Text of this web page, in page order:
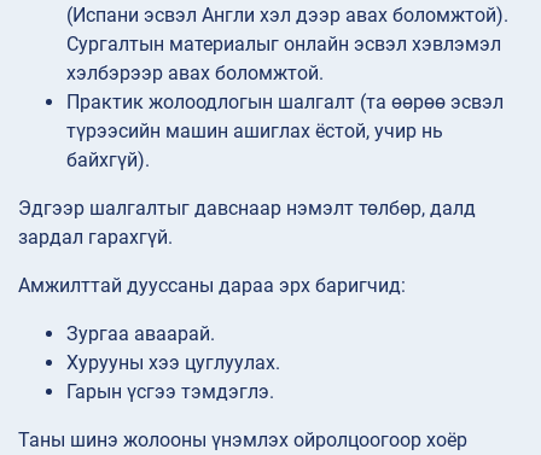
(Испани эсвэл Англи хэл дээр авах боломжтой).
Сургалтын материалыг онлайн эсвэл хэвлэмэл
хэлбэрээр авах боломжтой.
Практик жолоодлогын шалгалт (та өөрөө эсвэл
түрээсийн машин ашиглах ёстой, учир нь
байхгүй).
Эдгээр шалгалтыг давснаар нэмэлт төлбөр, далд
зардал гарахгүй.
Амжилттай дууссаны дараа эрх баригчид:
Зургаа аваарай.
Хурууны хээ цуглуулах.
Гарын үсгээ тэмдэглэ.
Таны шинэ жолооны үнэмлэх ойролцоогоор хоёр